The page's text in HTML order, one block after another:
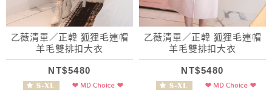
乙薇清單／正韓 狐狸毛連帽
羊毛雙排扣大衣
NT$5480
乙薇清單／正韓 狐狸毛連帽
羊毛雙排扣大衣
NT$5480